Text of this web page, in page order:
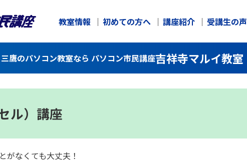
教室情報 初めての方へ 講座紹介 受講生の声
鷹のパソコン教室なら パソコン市民講座吉祥寺マルイ教室
ル）講座
がなくても大丈夫！